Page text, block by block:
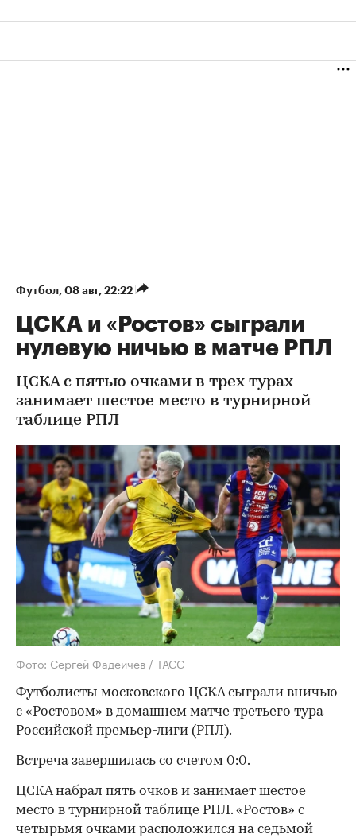
Футбол⁠, 08 авг, 22:22
ЦСКА и «Ростов» сыграли
нулевую ничью в матче РПЛ
ЦСКА с пятью очками в трех турах
занимает шестое место в турнирной
таблице РПЛ
Фото: Сергей Фадеичев / ТАСС
Футболисты московского ЦСКА сыграли вничью
с «Ростовом» в домашнем матче третьего тура
Российской премьер-лиги (РПЛ).
Встреча завершилась со счетом 0:0.
ЦСКА набрал пять очков и занимает шестое
место в турнирной таблице РПЛ. «Ростов» с
четырьмя очками расположился на седьмой